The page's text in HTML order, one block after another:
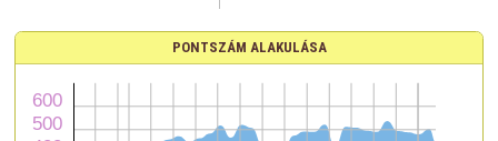
PONTSZÁM ALAKULÁSA